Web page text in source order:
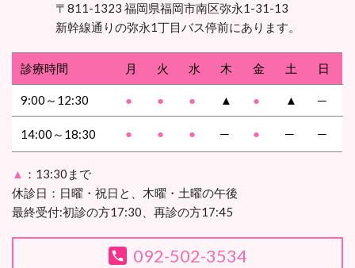
〒811-1323 福岡県福岡市南区弥永1-31-13
新幹線通りの弥永1丁目バス停前にあります。
診療時間 月 火 水 木 金 土 日
9:00～12:30 ● ● ● ▲ ● ▲ ─
14:00～18:30 ● ● ● ─ ● ─ ─
▲ ：13:30まで
休診日：日曜・祝日と、木曜・土曜の午後
最終受付:初診の方17:30、再診の方17:45
092-502-3534